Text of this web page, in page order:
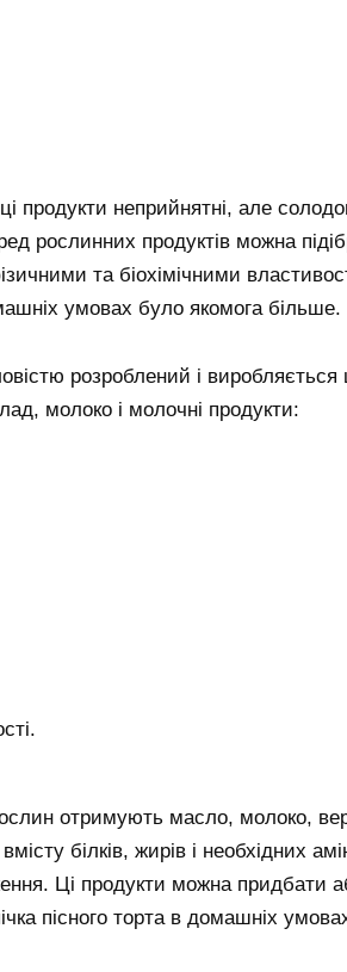
ці продукти неприйнятні, але
рослинних продуктів можна
та біохімічними
умовах було якомога більше.
розроблений і виробляється
молоко і молочні продукти:
отримують масло, молоко,
білків, жирів і необхідних
Ці продукти можна придбати
пісного торта в домашніх